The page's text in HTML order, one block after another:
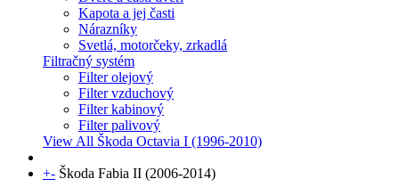
Kapota a jej časti
Nárazníky
Svetlá, motorčeky, zrkadlá
Filtračný systém
Filter olejový
Filter vzduchový
Filter kabinový
Filter palivový
View All Škoda Octavia I (1996-2010)
+- Škoda Fabia II (2006-2014)